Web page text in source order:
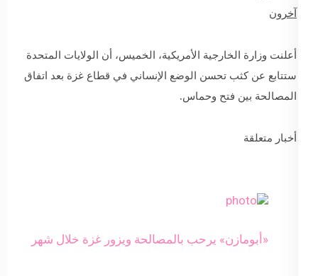
آخرون
أعلنت وزارة الخارجية الأمريكية، الخميس، أن الولايات المتحدة
ستتابع عن كثب تحسن الوضع الإنساني في قطاع غزة بعد اتفاق
المصالحة بين فتح وحماس.
أخبار متعلقة
«أبومازن» يرحب بالمصالحة ويزور غزة خلال شهر